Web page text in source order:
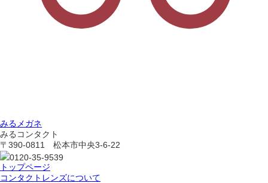
みるメガネ
みるコンタクト
〒390-0811 松本市中央3-6-22
0120-35-9539
トップページ
コンタクトレンズについて